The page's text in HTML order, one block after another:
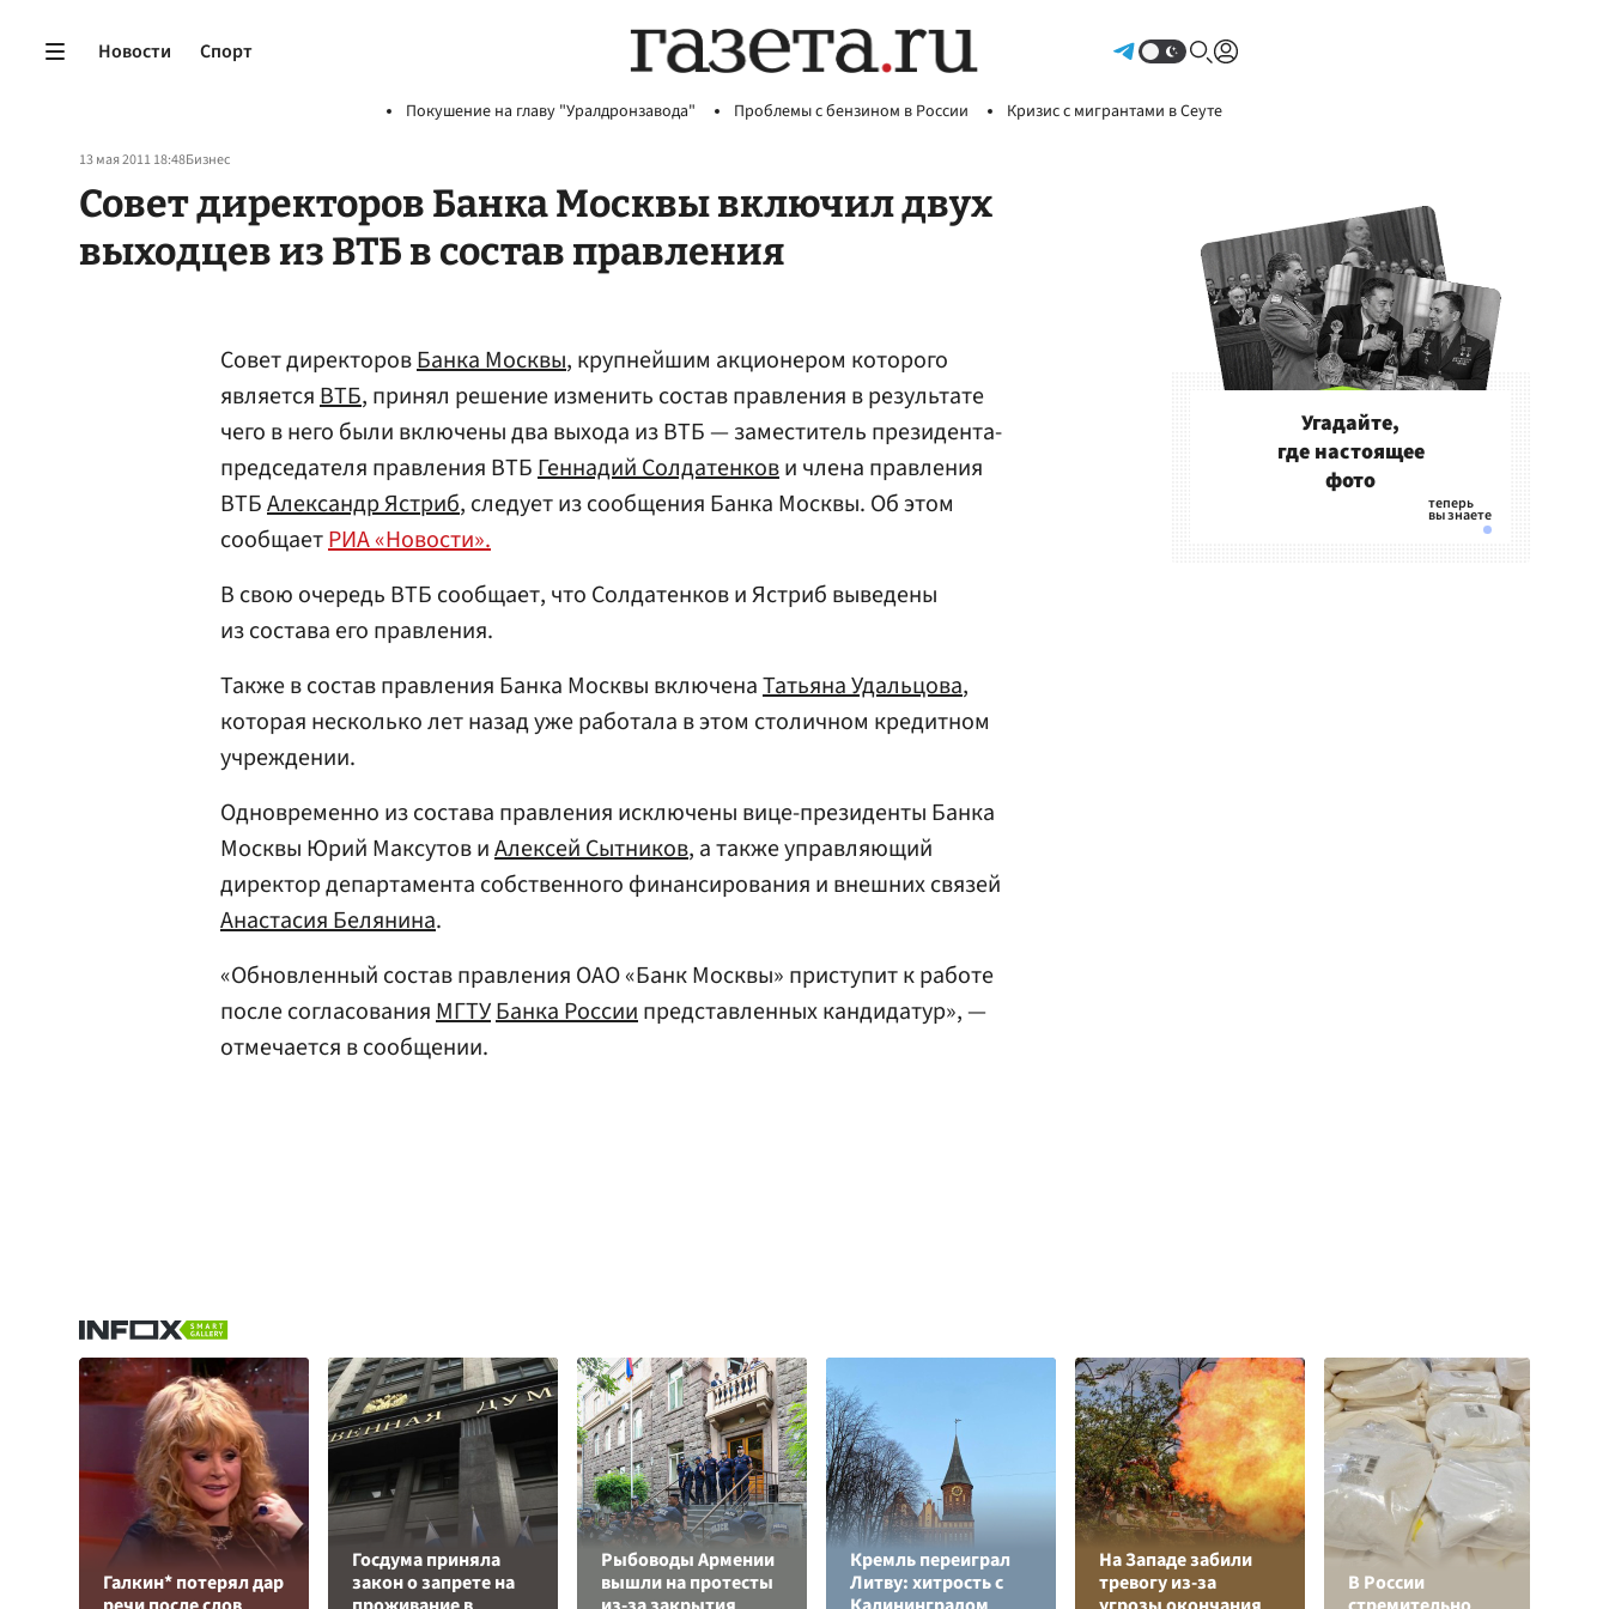
Новости Спорт
Покушение на главу "Уралдронзавода" Проблемы с бензином в России Кризис с мигрантами в Сеуте
13 мая 2011 18:48Бизнес
Совет директоров Банка Москвы включил двух
выходцев из ВТБ в состав правления
Совет директоровБанка Москвы, крупнейшим акционером которого
являетсяВТБ, принял решение изменить состав правления в результате
чего в него были включены два выхода из ВТБ — заместитель президента-
председателя правления ВТБГеннадий Солдатенкови члена правления
ВТБАлександр Ястриб, следует из сообщения Банка Москвы. Об этом
сообщаетРИА «Новости».
В свою очередь ВТБ сообщает, что Солдатенков и Ястриб выведены
из состава его правления.
Также в состав правления Банка Москвы включенаТатьяна Удальцова,
которая несколько лет назад уже работала в этом столичном кредитном
учреждении.
Одновременно из состава правления исключены вице-президенты Банка
Москвы Юрий Максутов иАлексей Сытников, а также управляющий
директор департамента собственного финансирования и внешних связей
Анастасия Белянина.
«Обновленный состав правления ОАО «Банк Москвы» приступит к работе
после согласованияМГТУБанка Россиипредставленных кандидатур», —
отмечается в сообщении.
Угадайте,
где настоящее
фото
Галкин* потерял дар
Госдума приняла
закон о запрете на
Рыбоводы Армении
вышли на протесты
Кремль переиграл
Литву: хитрость с
На Западе забили
тревогу из-за
В России